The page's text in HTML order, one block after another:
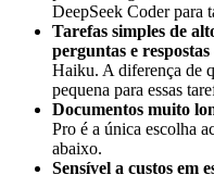
DeepSeek Coder para
Tarefas simples de
perguntas e
Haiku. A diferença de
pequena para essas
Documentos muito
Pro é a única escolha
abaixo.
Sensível a custos em